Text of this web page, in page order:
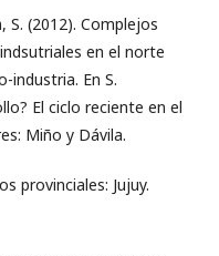
S. (2012). Complejos
en el norte
industria. En S.
El ciclo reciente en el
Miño y Dávila.
provinciales: Jujuy.